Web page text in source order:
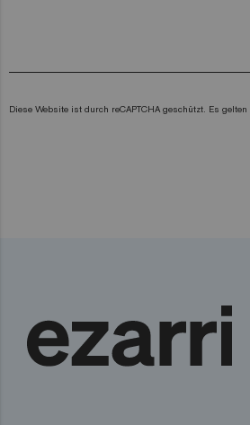
Diese Website ist durch reCAPTCHA geschützt. Es gelten